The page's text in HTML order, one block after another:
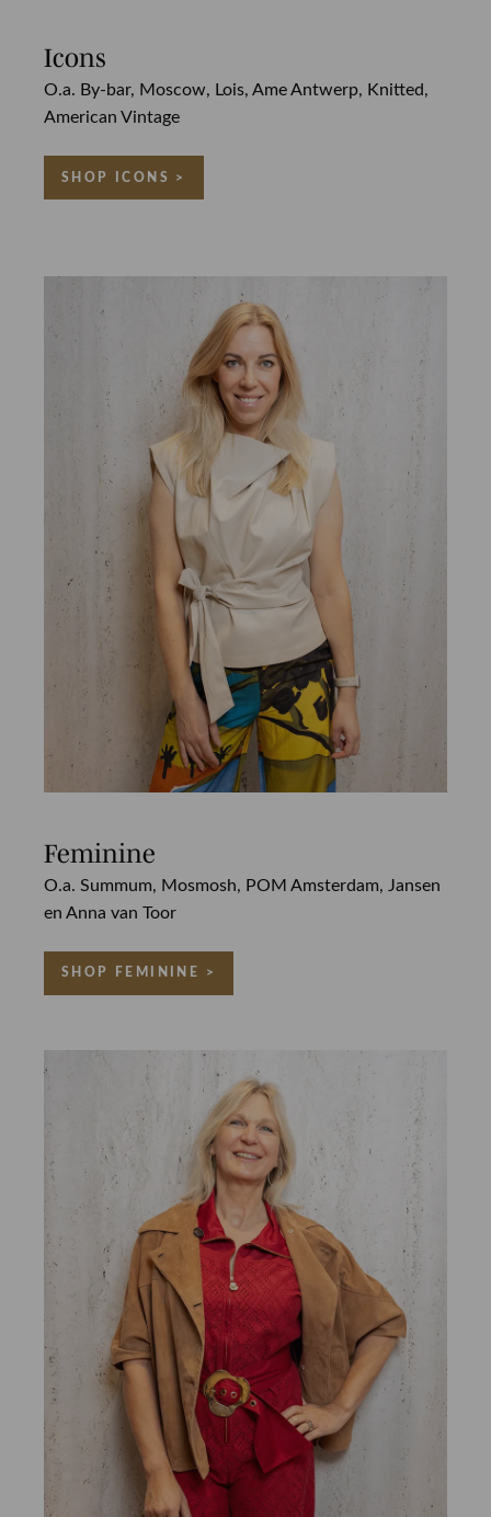
Icons
O.a. By-bar, Moscow, Lois, Ame Antwerp, Knitted,
American Vintage
SHOP ICONS >
Feminine
O.a. Summum, Mosmosh, POM Amsterdam, Jansen
en Anna van Toor
SHOP FEMININE >